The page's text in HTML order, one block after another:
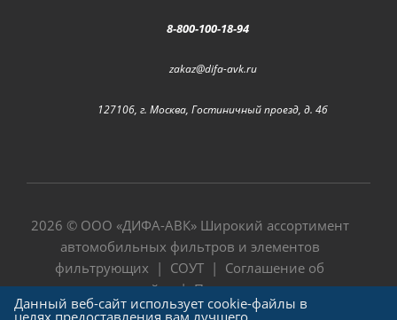
8-800-100-18-94
zakaz@difa-avk.ru
127106, г. Москва, Гостиничный проезд, д. 4б
2026 © ООО «ДИФА-АВК» Широкий ассортимент
автомобильных фильтров и элементов
фильтрующих | СОУТ | Соглашение об
использовании сайта|Политика в отношении
обработки персональных данных
Данный веб-сайт использует cookie-файлы в
целях предоставления вам лучшего